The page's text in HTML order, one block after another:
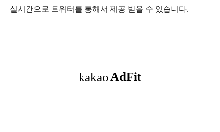
실시간으로 트위터를 통해서 제공 받을 수 있습니다.